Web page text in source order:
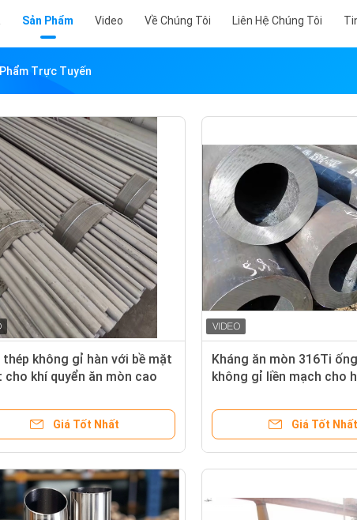
Sản Phẩm Video Về Chúng Tôi Liên Hệ Chúng Tôi
Trực Tuyến
thép không gỉ hàn với bề mặt
cho khí quyển ăn mòn cao
Giá Tốt Nhất
Kháng ăn mòn 316Ti
không gỉ liền mạch cho
Giá Tốt Nhất